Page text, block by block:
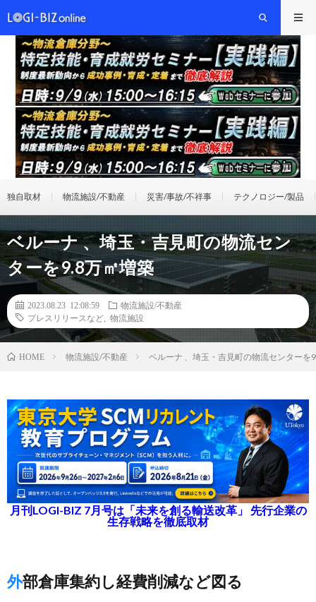
独自取材 物流施設/不動産 災害/事故/不祥事 テクノロジー/製品
ベルーナ 、埼玉・吉見町の物流セン
ターを9.8万㎡増築
2023.08.23 12:08:59
物流施設/不動産
プレスリリースなど
物流施設
HOME 物流施設/不動産 ベルーナ 、埼玉・吉見町の物流センターを
月刊LOGI-BIZ 7月号は「未来を創る輸送改革」 先行企業の
生存戦略を徹底取材
外部倉庫集約し経費削減など図る